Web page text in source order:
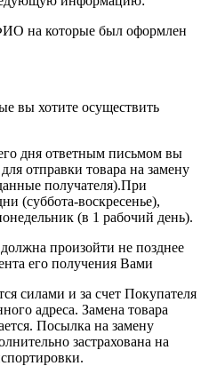
на которые был оформлен
вы хотите осуществить
дня ответным письмом вы
отправки товара на замену
получателя).При
(суббота-воскресенье),
(в 1 рабочий день).
произойти не позднее
его получения Вами
силами и за счет Покупателя
адреса. Замена товара
Посылка на замену
застрахована на